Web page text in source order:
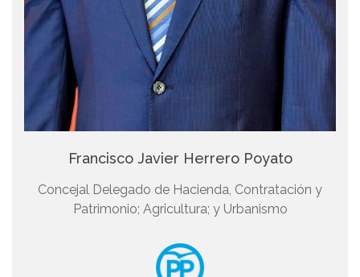
Francisco Javier Herrero Poyato
Concejal Delegado de Hacienda, Contratación y
Patrimonio; Agricultura; y Urbanismo